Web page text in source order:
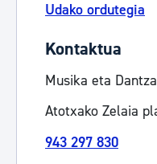
Udako ordutegia
Kontaktua
Musika eta
Atotxako Zelaia
943 297 830